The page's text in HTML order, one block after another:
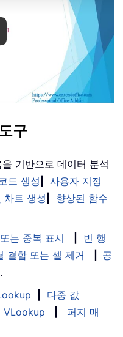
구
을 기반으로 데이터 분석
코드 생성
사용자 지정
차트 생성
향상된 함수
는 중복 표시
빈 행
결합 또는 셀 제거
공
다중 값
VLookup
퍼지 매